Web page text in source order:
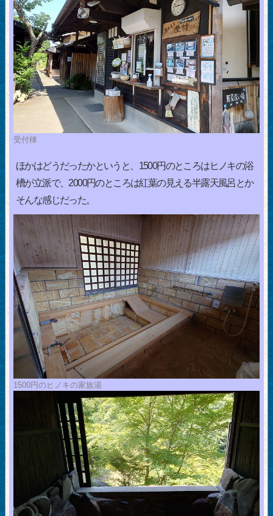
受付棟
ほかはどうだったかというと、1500円のところはヒノキの浴
槽が立派で、2000円のところは紅葉の見える半露天風呂とか
そんな感じだった。
1500円のヒノキの家族湯